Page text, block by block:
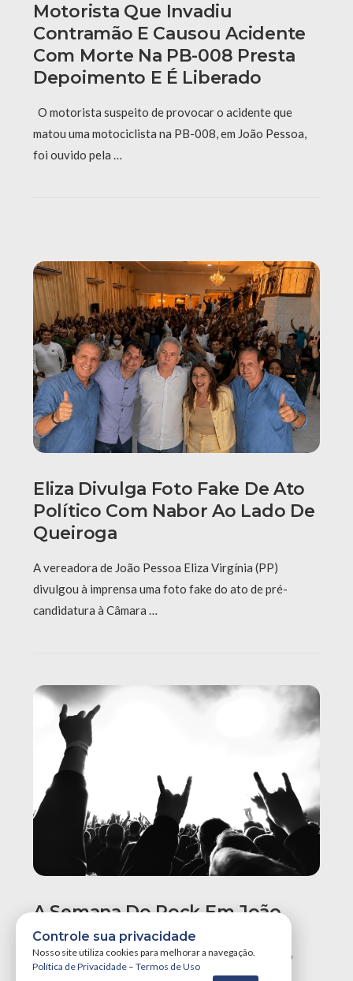
Motorista Que Invadiu
Contramão E Causou Acidente
Com Morte Na PB-008 Presta
Depoimento E É Liberado
O motorista suspeito de provocar o acidente que
matou uma motociclista na PB-008, em João Pessoa,
foi ouvido pela …
Eliza Divulga Foto Fake De Ato
Político Com Nabor Ao Lado De
Queiroga
A vereadora de João Pessoa Eliza Virgínia (PP)
divulgou à imprensa uma foto fake do ato de pré-
candidatura à Câmara …
A Semana Do Rock Em João
Pessoa Promete Um Dos
Maiores Finais De Semana Do
Controle sua privacidade
Nosso site utiliza cookies para melhorar a navegação.
Política de Privacidade – Termos de Uso